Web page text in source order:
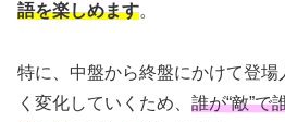
語を楽しめます。
特に、中盤から終盤にかけて登場
く変化していくため、 誰が“敵”で